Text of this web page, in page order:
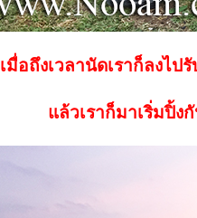
เมื่อถึงเวลานัดเราก็ลงไ
แล้วเราก็มาเริ่มปิ้ง